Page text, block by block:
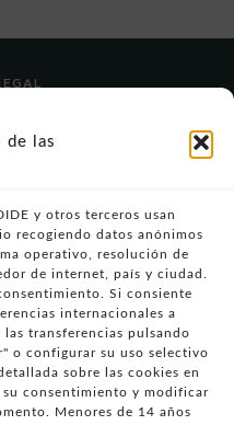
de las
y otros terceros usan
recogiendo datos anónimos
operativo, resolución de
de internet, país y ciudad.
Si consiente
internacionales a
las transferencias pulsando
o configurar su uso selectivo
sobre las cookies en
su consentimiento y modificar
Menores de 14 años
USO
(UE)
DE COMPRA
CLIENTE